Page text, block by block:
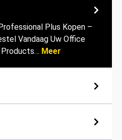
Plus Kopen –
Vandaag Uw Office
Meer